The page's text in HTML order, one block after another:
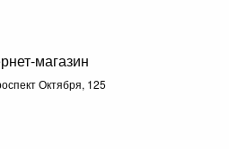
магазин
Октября, 125